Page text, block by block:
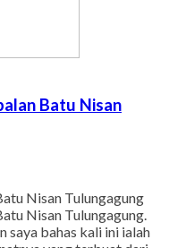
Batu Nisan